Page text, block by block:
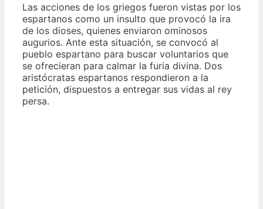
Las acciones de los griegos fueron vistas por los
espartanos como un insulto que provocó la ira
de los dioses, quienes enviaron ominosos
augurios. Ante esta situación, se convocó al
pueblo espartano para buscar voluntarios que
se ofrecieran para calmar la furia divina. Dos
aristócratas espartanos respondieron a la
petición, dispuestos a entregar sus vidas al rey
persa.